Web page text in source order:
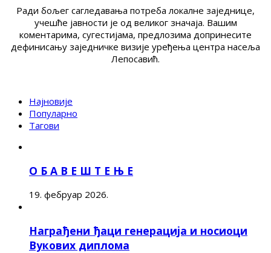
Ради бољег сагледавања потреба локалне заједнице,
учешће јавности је од великог значаја. Вашим
коментарима, сугестијама, предлозима допринесите
дефинисању заједничке визије уређења центра насеља
Лепосавић.
Најновије
Популарно
Тагови
О Б А В Е Ш Т Е Њ Е
19. фебруар 2026.
Награђени ђаци генерација и носиоци
Вукових диплома